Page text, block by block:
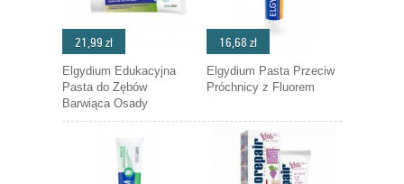
21,99 zł
Elgydium Edukacyjna
Pasta do Zębów
Barwiąca Osady
16,68 zł
Elgydium Pasta Przeciw
Próchnicy z Fluorem